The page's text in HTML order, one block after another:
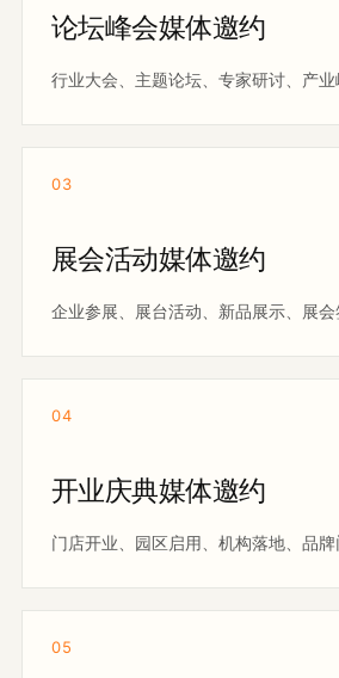
论坛峰会媒体邀约
行业大会、主题论坛、专家研讨、产业
03
展会活动媒体邀约
企业参展、展台活动、新品展示、展会
04
开业庆典媒体邀约
门店开业、园区启用、机构落地、品牌
05